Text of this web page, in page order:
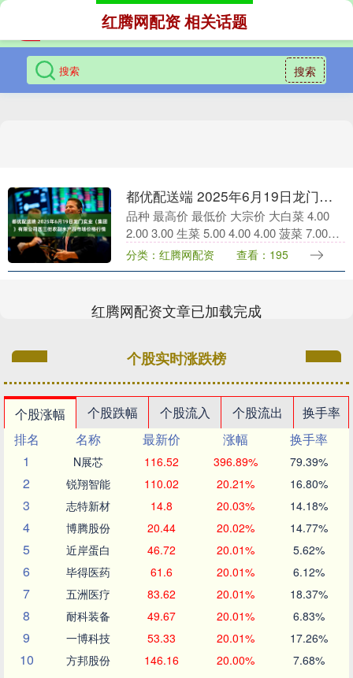
搜索
红腾网配资 相关话题
都优配送端 2025年6月19日龙门实业（集团）有限公司西三街农副水产品市场价格行情
品种 最高价 最低价 大宗价 大白菜 4.00
2.00 3.00 生菜 5.00 4.00 4.00 菠菜 7.00
4.00 6.00 茼蒿 7.00 5.....
分类：红腾网配资 查看：195
红腾网配资文章已加载完成
个股实时涨跌榜
个股涨幅 个股跌幅 个股流入 个股流出
换手率
排名
名称 最新价 涨幅
换手率
1
N展芯 116.52 396.89% 79.39%
2 锐翔智能 110.02 20.21% 16.80%
3 志特新材 14.8 20.03% 14.18%
4 博腾股份 20.44 20.02% 14.77%
5 近岸蛋白 46.72 20.01% 5.62%
6 毕得医药 61.6 20.01% 6.12%
7 五洲医疗 83.62 20.01% 18.37%
8 耐科装备 49.67 20.01% 6.83%
9 一博科技 53.33 20.01% 17.26%
10 方邦股份 146.16 20.00% 7.68%